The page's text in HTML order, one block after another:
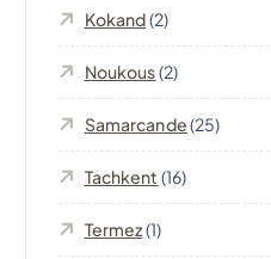
Kokand(2)
Noukous(2)
Samarcande(25)
Tachkent (16)
Termez(1)